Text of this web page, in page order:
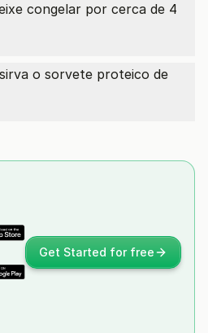
congelar por cerca de 4
o sorvete proteico de
Get Started for free